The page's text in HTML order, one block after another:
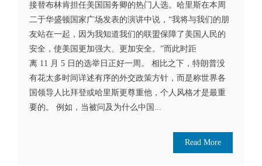
接替布林肯担任美国国务卿的热门人选。哈里斯在本周
二于华盛顿国家广场发表的演讲中说，“我将与我们的朋
友站在一起，因为我知道我们的联盟保障了美国人民的
安全，使美国更加强大、更加安全。”而此时距
离 11 月 5 日的选举日正好一周。 相比之下，特朗普没
有花太多时间详述有序的外交政策方针，而是称世界各
国领导人比拜登或哈里斯更尊重他，个人风格才是最重
要的。 例如，当被问及为什么中国...
Read More